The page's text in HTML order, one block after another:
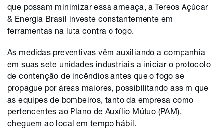
que possam minimizar essa ameaça, a Tereos Açúcar
& Energia Brasil investe constantemente em
ferramentas na luta contra o fogo.
As medidas preventivas vêm auxiliando a companhia
em suas sete unidades industriais a iniciar o protocolo
de contenção de incêndios antes que o fogo se
propague por áreas maiores, possibilitando assim que
as equipes de bombeiros, tanto da empresa como
pertencentes ao Plano de Auxílio Mútuo (PAM),
cheguem ao local em tempo hábil.